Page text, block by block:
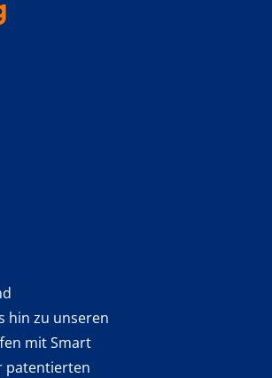
hin zu unseren
mit Smart
patentierten